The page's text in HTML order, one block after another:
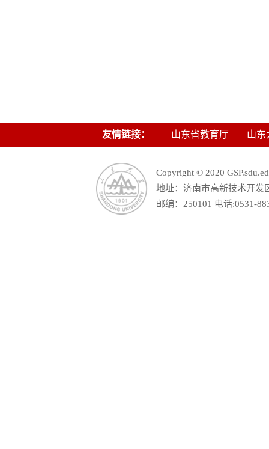
友情链接： 山东省教育厅 山东
Copyright © 2020
地址：济南市高新技术开发
邮编：250101 电话:0531-